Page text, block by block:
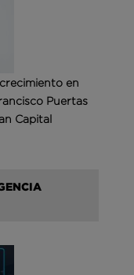
en
Puertas
Capital